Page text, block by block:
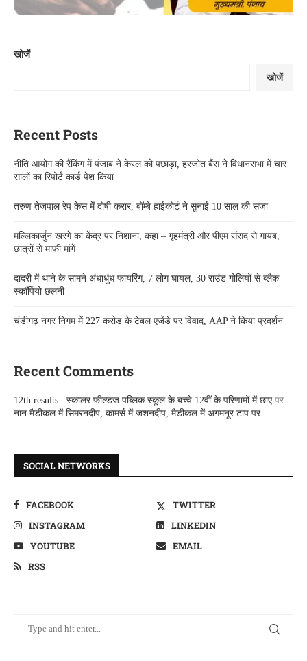
खोजें
खोजें
Recent Posts
नीति आयोग की रैंकिंग में पंजाब ने केरल को पछाड़ा, हरजोत बैंस ने विधानसभा में चार
सालों का रिपोर्ट कार्ड पेश किया
तरुण तेजपाल रेप केस में दोषी करार, बॉम्बे हाईकोर्ट ने सुनाई 10 साल की सजा
मल्लिकार्जुन खरगे का केंद्र पर निशाना, कहा – गृहमंत्री और पीएम संसद से गायब,
छात्रों से माफी मांगें
दादरी में थाने के सामने अंधाधुंध फायरिंग, 7 लोग घायल, 30 राउंड गोलियों से ब्लैक
स्कॉर्पियो छलनी
चंडीगढ़ नगर निगम में 227 करोड़ के टेबल एजेंडे पर विवाद, AAP ने किया प्रदर्शन
Recent Comments
12th results : स्कालर फील्डज पब्लिक स्कूल के बच्चे 12वीं के परिणामों में छाएपर
नान मैडीकल में सिमरनदीप, कामर्स में जशनदीप, मैडीकल में अगमनूर टाप पर
SOCIAL NETWORKS
FACEBOOK
TWITTER
INSTAGRAM
LINKEDIN
YOUTUBE
EMAIL
RSS